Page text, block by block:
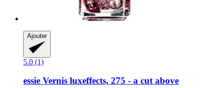
Ajouter
5.0 (1)
essie Vernis luxeffects, 275 -​ a cut above